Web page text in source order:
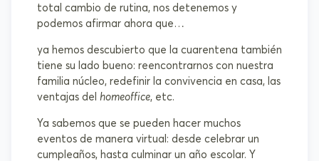
total cambio de rutina, nos detenemos y
podemos afirmar ahora que…
ya hemos descubierto que la cuarentena también
tiene su lado bueno: reencontrarnos con nuestra
familia núcleo, redefinir la convivencia en casa, las
ventajas del homeoffice, etc.
Ya sabemos que se pueden hacer muchos
eventos de manera virtual: desde celebrar un
cumpleaños, hasta culminar un año escolar. Y